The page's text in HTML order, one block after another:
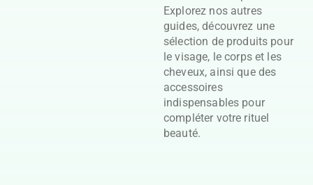
Explorez nos autres
guides, découvrez une
sélection de produits pour
le visage, le corps et les
cheveux, ainsi que des
accessoires
indispensables pour
compléter votre rituel
beauté.